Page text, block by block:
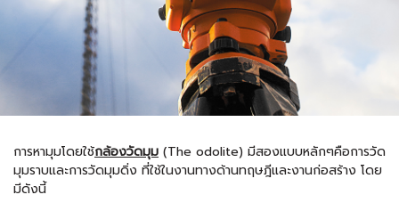
การหามุมโดยใช้กล้องวัดมุม (The odolite) มีสองแบบหลักๆคือการวัด
มุมราบและการวัดมุมดิ่ง ที่ใช้ในงานทางด้านทฤษฎีและงานก่อสร้าง โดย
มีดังนี้